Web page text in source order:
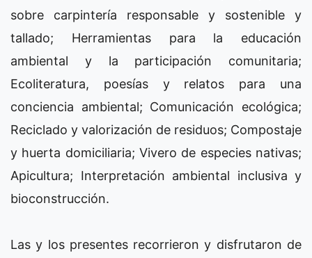
sobre carpintería responsable y sostenible y
tallado; Herramientas para la educación
ambiental y la participación comunitaria;
Ecoliteratura, poesías y relatos para una
conciencia ambiental; Comunicación ecológica;
Reciclado y valorización de residuos; Compostaje
y huerta domiciliaria; Vivero de especies nativas;
Apicultura; Interpretación ambiental inclusiva y
bioconstrucción.
Las y los presentes recorrieron y disfrutaron de